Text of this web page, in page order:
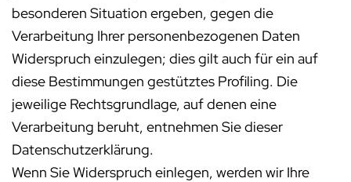
besonderen Situation ergeben, gegen die
Verarbeitung Ihrer personenbezogenen Daten
Widerspruch einzulegen; dies gilt auch für ein auf
diese Bestimmungen gestütztes Profiling. Die
jeweilige Rechtsgrundlage, auf denen eine
Verarbeitung beruht, entnehmen Sie dieser
Datenschutzerklärung.
Wenn Sie Widerspruch einlegen, werden wir Ihre